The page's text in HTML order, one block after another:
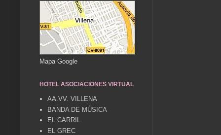
Mapa Google
HOTEL ASOCIACIONES VIRTUAL
AA.VV. VILLENA
BANDA DE MÚSICA
EL CARRIL
EL GREC